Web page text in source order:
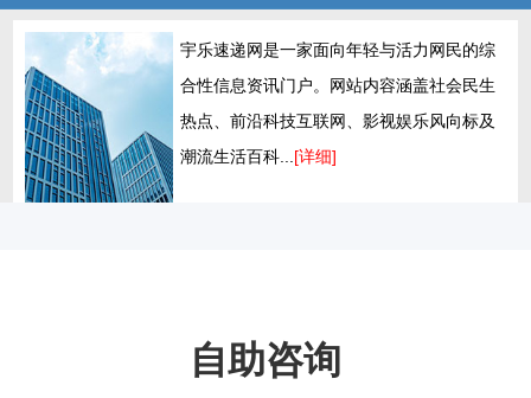
宇乐速递网是一家面向年轻与活力网民的综
合性信息资讯门户。网站内容涵盖社会民生
热点、前沿科技互联网、影视娱乐风向标及
潮流生活百科... [详细]
自助咨询